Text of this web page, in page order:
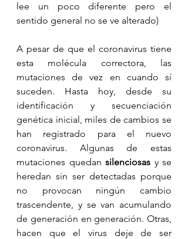
lee un poco diferente pero el
sentido general no se ve alterado)
A pesar de que el coronavirus tiene
esta molécula correctora, las
mutaciones de vez en cuando sí
suceden. Hasta hoy, desde su
identificación y secuenciación
genética inicial, miles de cambios se
han registrado para el nuevo
coronavirus. Algunas de estas
mutaciones quedan silenciosas y se
heredan sin ser detectadas porque
no provocan ningún cambio
trascendente, y se van acumulando
de generación en generación. Otras,
hacen que el virus deje de ser